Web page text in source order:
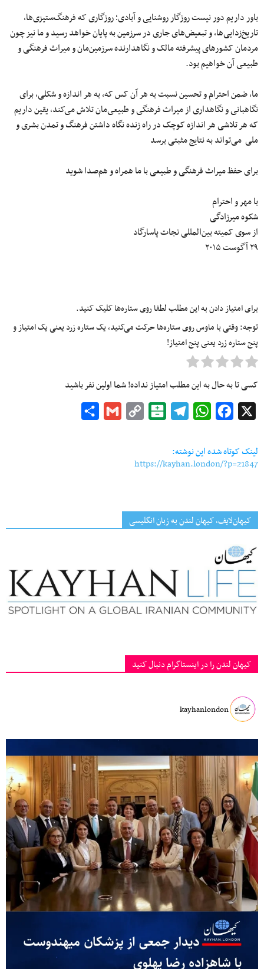
باور داریم دور نیست روزگار روشنایی و آبادی؛ روزگاری که فرهنگ‌ستیزی‌ها،
تاریخ‌زدایی‌ها، و تبعیض‌های جاری در سرزمین به پایان خواهد رسید و ما نیز چون
مردمان کشورهای پیشرفته مالک و نگاهدارنده سرزمین‌مان و میراث فرهنگی و
طبیعی آن خواهیم بود.
ما، ضمن احترام و تحسین نسبت به هر آن کس که، به هر اندازه و شکلی، برای
نگاهبانی و نگاهداری از میراث فرهنگی و طبیعی‌مان تلاش می‌کند، یقین داریم
که هر تلاشی هر اندازه کوچک در راه زنده نگاه داشتن فرهنگ و تمدن بشری و
ملی می‌تواند به نتایج مثبتی برسد
برای حفظ میراث فرهنگی و طبیعی با ما همراه و هم‌صدا شوید
با مهر و احترام
شکوه میرزادگی
از سوی کمیته بین‌المللی نجات پاسارگاد
۲۹ آگوست ۲۰۱۵
برای امتیاز دادن به این مطلب لطفا روی ستاره‌ها کلیک کنید.
توجه: وقتی با ماوس روی ستاره‌ها حرکت می‌کنید، یک ستاره زرد یعنی یک امتیاز و
پنج ستاره زرد یعنی پنج امتیاز!
کسی تا به حال به این مطلب امتیاز نداده! شما اولین نفر باشید
Facebook
WhatsApp
Telegram
Balatarin
Copy
Gmail
لینک کوتاه شده این نوشته:
https://kayhan.london/?p=21847
کیهان‌لایف، کیهان لندن به زبان انگلیسی
کیهان لندن را در اینستاگرام دنبال کنید
kayhanlondon